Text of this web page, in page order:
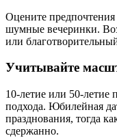
Оцените
шумные вечеринки.
или
Учитывайте
10-летие или 50-летие
подхода. Юбилейная
празднования, тогда
сдержанно.